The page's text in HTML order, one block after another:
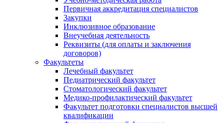
Первичная аккредитация специалистов
Закупки
Инклюзивное образование
Внеучебная деятельность
Реквизиты (для оплаты и заключения
договоров)
Факультеты
Лечебный факультет
Педиатрический факультет
Стоматологический факультет
Медико-профилактический факультет
Факультет подготовки специалистов высшей
квалификации